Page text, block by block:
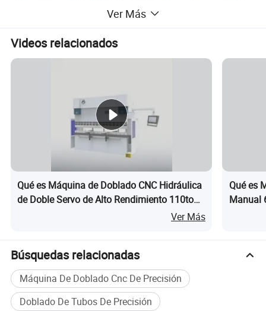
Ver Más
Videos relacionados
Qué es Máquina de Doblado CNC Hidráulica
de Doble Servo de Alto Rendimiento 110ton,
Ver Más
Qué es
Manual
Búsquedas relacionadas
Máquina De Doblado Cnc De Precisión
Doblado De Tubos De Precisión